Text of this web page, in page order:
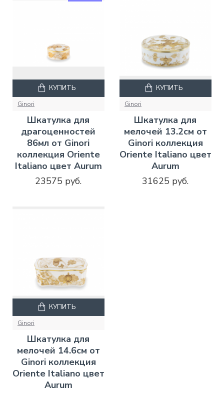
Ginori
Шкатулка для
драгоценностей
86мл от Ginori
коллекция Oriente
Italiano цвет Aurum
23575 руб.
КУПИТЬ
Ginori
Шкатулка для
мелочей 13.2см от
Ginori коллекция
Oriente Italiano цвет
Aurum
31625 руб.
КУПИТЬ
Ginori
Шкатулка для
мелочей 14.6см от
Ginori коллекция
Oriente Italiano цвет
Aurum
КУПИТЬ